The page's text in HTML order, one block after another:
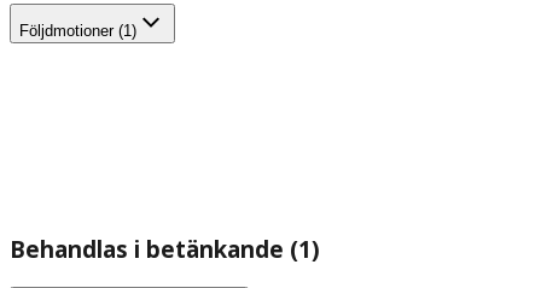
Följdmotioner (1)
Behandlas i betänkande (1)